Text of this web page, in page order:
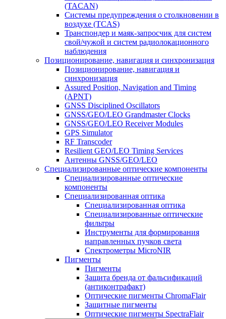
(TACAN)
Системы предупреждения о столкновении в
воздухе (TCAS)
Транспондер и маяк-запросчик для систем
свой/чужой и систем радиолокационного
наблюдения
Позиционирование, навигация и синхронизация
Позиционирование, навигация и
синхронизация
Assured Position, Navigation and Timing
(APNT)
GNSS Disciplined Oscillators
GNSS/GEO/LEO Grandmaster Clocks
GNSS/GEO/LEO Receiver Modules
GPS Simulator
RF Transcoder
Resilient GEO/LEO Timing Services
Антенны GNSS/GEO/LEO
Специализированные оптические компоненты
Специализированные оптические
компоненты
Специализированная оптика
Специализированная оптика
Специализированные оптические
фильтры
Инструменты для формирования
направленных пучков света
Спектрометры MicroNIR
Пигменты
Пигменты
Защита бренда от фальсификаций
(антиконтрафакт)
Оптические пигменты ChromaFlair
Защитные пигменты
Оптические пигменты SpectraFlair